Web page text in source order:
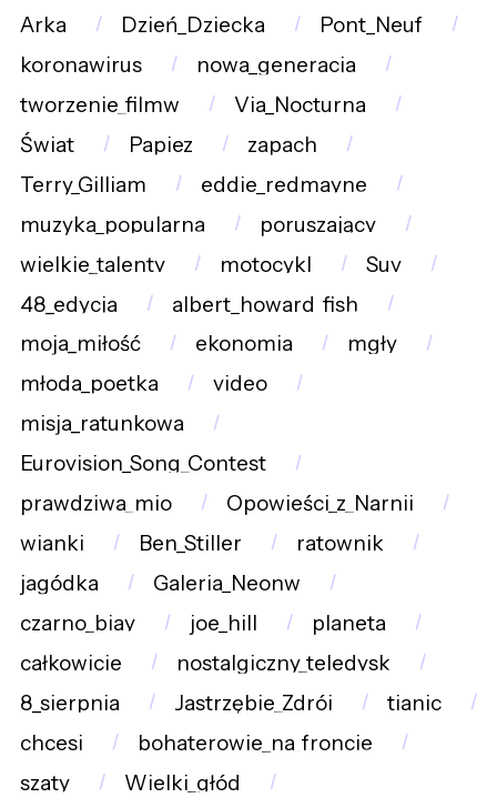
Arka
Dzień_Dziecka
Pont_Neuf
koronawirus
nowa_generacja
tworzenie_filmw
Via_Nocturna
Świat
Papiez
zapach
Terry_Gilliam
eddie_redmayne
muzyka_popularna
poruszający
wielkie_talenty
motocykl
Suv
48_edycja
albert_howard_fish
moja_miłość
ekonomia
mgły
młoda_poetka
video
misja_ratunkowa
Eurovision_Song_Contest
prawdziwa_mio
Opowieści_z_Narnii
wianki
Ben_Stiller
ratownik
jagódka
Galeria_Neonw
czarno_biay
joe_hill
planeta
całkowicie
nostalgiczny_teledysk
8_sierpnia
Jastrzębie_Zdrój
tianic
chcesi
bohaterowie_na_froncie
szaty
Wielki_głód